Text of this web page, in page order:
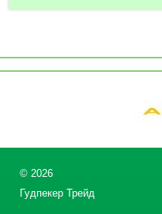
© 2026
Гудпекер Трейд